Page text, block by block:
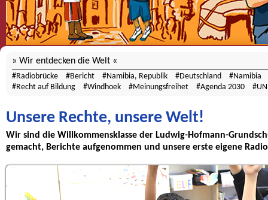
Wir entdecken die Welt
Radiobrücke Bericht Namibia, Republik Deutschland
Namibia
Recht auf Bildung
Windhoek Meinungsfreihet Agenda 2030 UN
Unsere Rechte, unsere Welt!
Wir sind die Willkommensklasse der Ludwig-Hofmann-
gemacht, Berichte aufgenommen und unsere erste eigene